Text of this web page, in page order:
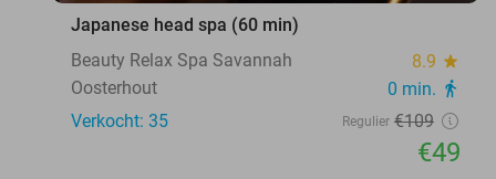
Japanese head spa (60 min)
Beauty Relax Spa Savannah
8.9 star
Oosterhout 0 min. directions_walk
Verkocht: 35 Regulier €109
€49